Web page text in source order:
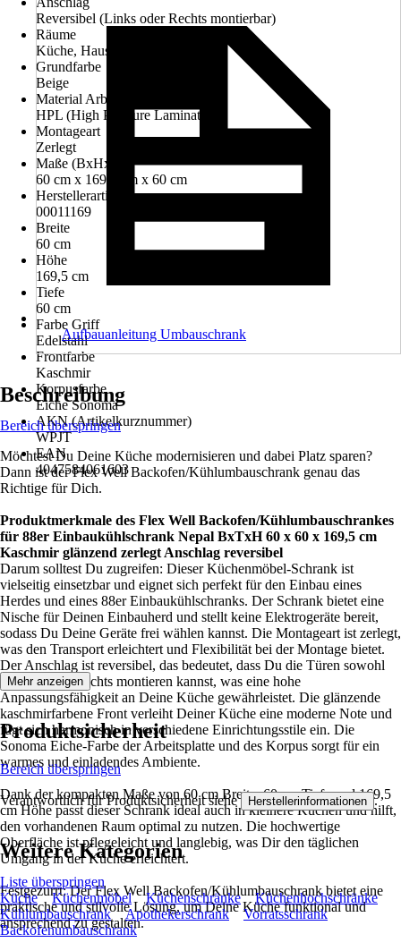
Reversibel (Links oder Rechts montierbar)
Räume
Küche, Hauswirtschaftsraum
Grundfarbe
Beige
Material Arbeitsplatte
HPL (High Pressure Laminate)
Montageart
Zerlegt
Maße (BxHxT)
60 cm x 169.5 cm x 60 cm
Herstellerartikelnummer
00011169
Breite
60 cm
Höhe
169,5 cm
Tiefe
60 cm
Farbe Griff
Edelstahl
Frontfarbe
Kaschmir
Korpusfarbe
Eiche Sonoma
AKN (Artikelkurznummer)
WPJT
EAN
4047584061603
Aufbauanleitung Umbauschrank
Beschreibung
Bereich überspringen
Möchtest Du Deine Küche modernisieren und dabei Platz sparen?
Dann ist der Flex Well Backofen/Kühlumbauschrank genau das
Richtige für Dich.
Produktmerkmale des Flex Well Backofen/Kühlumbauschrankes
für 88er Einbaukühlschrank Nepal BxTxH 60 x 60 x 169,5 cm
Kaschmir glänzend zerlegt Anschlag reversibel
Darum solltest Du zugreifen: Dieser Küchenmöbel-Schrank ist
vielseitig einsetzbar und eignet sich perfekt für den Einbau eines
Herdes und eines 88er Einbaukühlschranks. Der Schrank bietet eine
Nische für Deinen Einbauherd und stellt keine Elektrogeräte bereit,
sodass Du Deine Geräte frei wählen kannst. Die Montageart ist zerlegt,
was den Transport erleichtert und Flexibilität bei der Montage bietet.
Der Anschlag ist reversibel, das bedeutet, dass Du die Türen sowohl
links als auch rechts montieren kannst, was eine hohe
Anpassungsfähigkeit an Deine Küche gewährleistet. Die glänzende
kaschmirfarbene Front verleiht Deiner Küche eine moderne Note und
fügt sich harmonisch in verschiedene Einrichtungsstile ein. Die
Sonoma Eiche-Farbe der Arbeitsplatte und des Korpus sorgt für ein
warmes und einladendes Ambiente.
Dank der kompakten Maße von 60 cm Breite, 60 cm Tiefe und 169,5
cm Höhe passt dieser Schrank ideal auch in kleinere Küchen und hilft,
den vorhandenen Raum optimal zu nutzen. Die hochwertige
Oberfläche ist pflegeleicht und langlebig, was Dir den täglichen
Umgang in der Küche erleichtert.
Festgezurrt: Der Flex Well Backofen/Kühlumbauschrank bietet eine
praktische und stilvolle Lösung, um Deine Küche funktional und
ansprechend zu gestalten.
Mehr anzeigen
Produktsicherheit
Bereich überspringen
Verantwortlich für Produktsicherheit siehe Herstellerinformationen .
Weitere Kategorien
Liste überspringen
Küche
Küchenmöbel Küchenschränke
Küchenhochschränke
Kühlumbauschrank
Apothekerschrank
Vorratsschrank
Backofenumbauschrank